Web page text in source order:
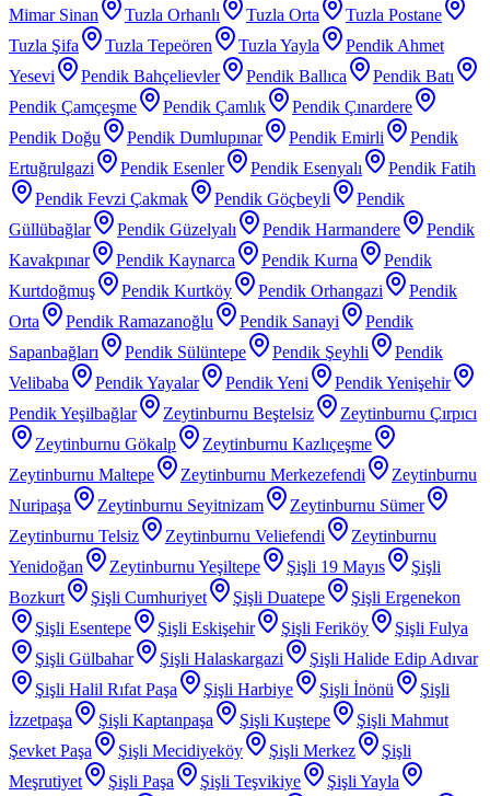
Mimar Sinan
Tuzla Orhanlı Tuzla Orta
Tuzla Postane
Tuzla Şifa
Tuzla Tepeören Tuzla Yayla
Pendik Ahmet
Yesevi
Pendik Bahçelievler Pendik Ballıca
Pendik Batı
Pendik Çamçeşme
Pendik Çamlık
Pendik Çınardere
Pendik Doğu
Pendik Dumlupınar Pendik Emirli
Pendik
Ertuğrulgazi
Pendik Esenler Pendik Esenyalı
Pendik Fatih
Pendik Fevzi Çakmak
Pendik Göçbeyli
Pendik
Güllübağlar
Pendik Güzelyalı Pendik Harmandere
Pendik
Kavakpınar
Pendik Kaynarca Pendik Kurna
Pendik
Kurtdoğmuş
Pendik Kurtköy Pendik Orhangazi
Pendik
Orta
Pendik Ramazanoğlu Pendik Sanayi
Pendik
Sapanbağları
Pendik Sülüntepe Pendik Şeyhli
Pendik
Velibaba
Pendik Yayalar Pendik Yeni
Pendik Yenişehir
Pendik Yeşilbağlar
Zeytinburnu Beştelsiz
Zeytinburnu Çırpıcı
Zeytinburnu Gökalp
Zeytinburnu Kazlıçeşme
Zeytinburnu Maltepe
Zeytinburnu Merkezefendi
Zeytinburnu
Nuripaşa
Zeytinburnu Seyitnizam
Zeytinburnu Sümer
Zeytinburnu Telsiz
Zeytinburnu Veliefendi
Zeytinburnu
Yenidoğan
Zeytinburnu Yeşiltepe Şişli 19 Mayıs
Şişli
Bozkurt
Şişli Cumhuriyet Şişli Duatepe
Şişli Ergenekon
Şişli Esentepe
Şişli Eskişehir Şişli Feriköy
Şişli Fulya
Şişli Gülbahar
Şişli Halaskargazi
Şişli Halide Edip Adıvar
Şişli Halil Rıfat Paşa
Şişli Harbiye Şişli İnönü
Şişli
İzzetpaşa
Şişli Kaptanpaşa Şişli Kuştepe
Şişli Mahmut
Şevket Paşa
Şişli Mecidiyeköy Şişli Merkez
Şişli
Meşrutiyet
Şişli Paşa Şişli Teşvikiye
Şişli Yayla